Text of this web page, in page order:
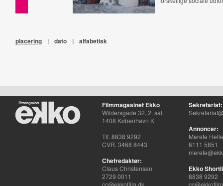
placering | dato | alfabetisk
Filmmagasinet Ekko
Wildersgade 32, 2. sal
1408 København K
Tlf. 8838 9292
CVR. 3468 8443
Chefredaktør:
Claus Christensen
2729 0011
cc@ekkofilm.dk
Sekretariat:
Annoncer:
Merete
6111 5851
Ekko
8838 9292